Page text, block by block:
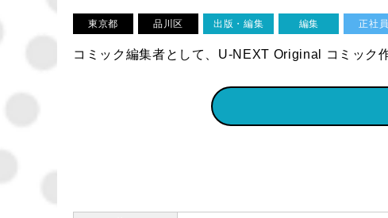
東京都 品川区 出版・編集 編集 正社員
コミック編集者として、U-NEXT Original コミック